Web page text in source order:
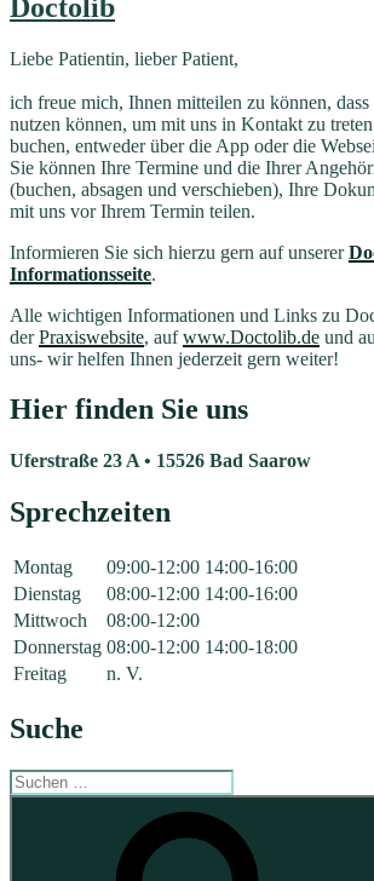
Doctolib
Liebe Patientin, lieber Patient,
ich freue mich, Ihnen mitteilen zu können,
nutzen können, um mit uns in Kontakt zu
buchen, entweder über die App oder die
Sie können Ihre Termine und die Ihrer
(buchen, absagen und verschieben), Ihre
mit uns vor Ihrem Termin teilen.
Informieren Sie sich hierzu gern auf unserer
Informationsseite.
Alle wichtigen Informationen und Links zu
derPraxiswebsite, aufwww.Doctolib.de und
uns- wir helfen Ihnen jederzeit gern weiter!
Hier finden Sie uns
Uferstraße 23 A • 15526 Bad Saarow
Sprechzeiten
Montag 09:00-12:00 14:00-16:00
Dienstag
08:00-12:00 14:00-16:00
Mittwoch
08:00-12:00
Donnerstag 08:00-12:00 14:00-18:00
Freitag
n. V.
Suche
Suchen
nach: